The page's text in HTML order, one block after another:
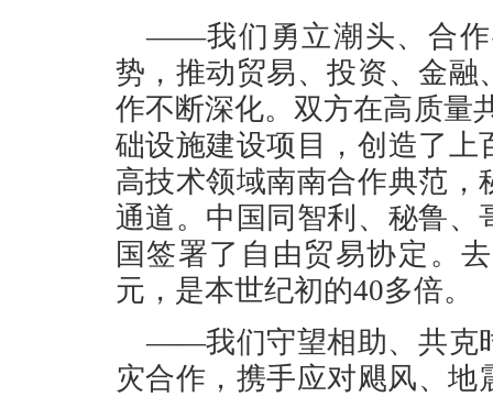
——我们勇立潮头、合作
势，推动贸易、投资、金
作不断深化。双方在高质量
础设施建设项目，创造了
高技术领域南南合作典范
通道。中国同智利、秘鲁
国签署了自由贸易协定。
元，是本世纪初的40多倍。
——我们守望相助、共克
灾合作，携手应对飓风、地